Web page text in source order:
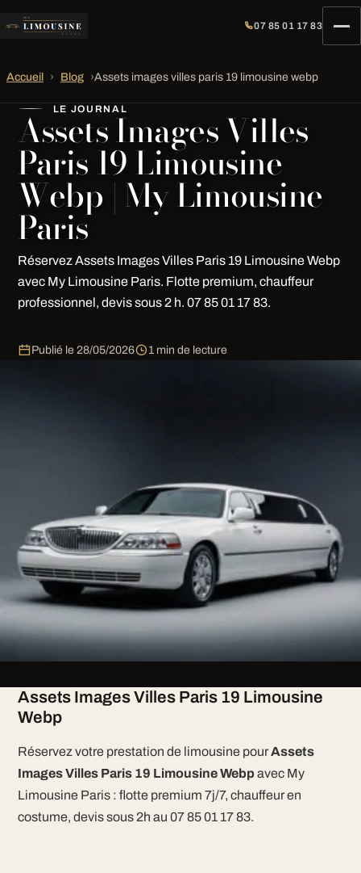
07 85 01 17 83
Accueil › Blog ›Assets images villes paris 19 limousine webp
LE JOURNAL
Assets Images Villes
Paris 19 Limousine
Webp | My Limousine
Paris
Réservez Assets Images Villes Paris 19 Limousine Webp
avec My Limousine Paris. Flotte premium, chauffeur
professionnel, devis sous 2 h. 07 85 01 17 83.
Publié le 28/05/2026 1 min de lecture
Assets Images Villes Paris 19 Limousine
Webp
Réservez votre prestation de limousine pourAssets
Images Villes Paris 19 Limousine Webpavec My
Limousine Paris : flotte premium 7j/7, chauffeur en
costume, devis sous 2h au 07 85 01 17 83.